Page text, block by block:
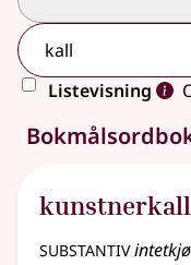
Listevisning
36 treff
kunstnerkall
substantiv